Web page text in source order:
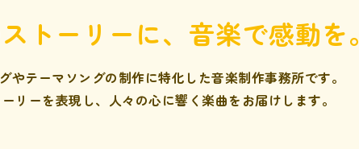
トーリーに、音楽で感動を。
やテーマソングの制作に特化した音楽制作事務所です。
リーを表現し、人々の心に響く楽曲をお届けします。